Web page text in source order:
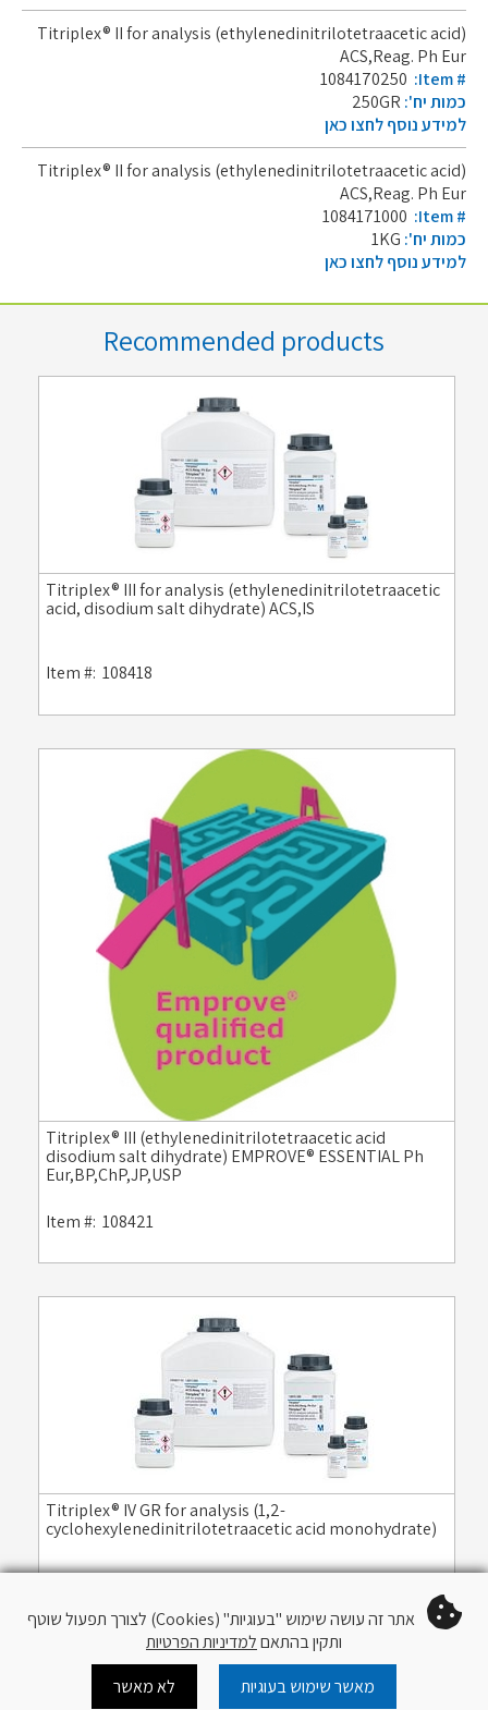
Titriplex® II for analysis (ethylenedinitrilotetraacetic acid)
ACS,Reag. Ph Eur
1084170250 :Item #
כמות יח':
למידע נוסף לחצו כאן
Titriplex® II for analysis (ethylenedinitrilotetraacetic acid)
ACS,Reag. Ph Eur
1084171000 :Item #
כמות יח':
למידע נוסף לחצו כאן
Recommended products
Titriplex® III for analysis (ethylenedinitrilotetraacetic
acid, disodium salt dihydrate) ACS,IS
Item #: 108418
Titriplex® III (ethylenedinitrilotetraacetic acid
disodium salt dihydrate) EMPROVE® ESSENTIAL Ph
Eur,BP,ChP,JP,USP
Item #: 108421
Titriplex® IV GR for analysis (1,2-
cyclohexylenedinitrilotetraacetic acid monohydrate)
אתר זה עושה שימוש "בעוגיות" (Cookies) לצורך תפעול שוטף
ותקין בהתאםלמדיניות הפרטיות
מאשר שימוש בעוגיות
לא מאשר